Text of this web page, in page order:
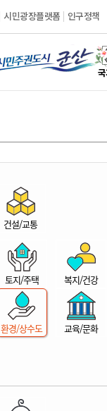
시민광장플랫폼 인구정책
시
민
권
시
산
건설/교통
토지/주택 복지/건강
환경/상수도 교육/문화